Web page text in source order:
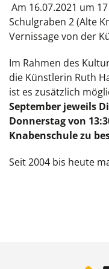
Am 16.07.2021 um
Schulgraben 2 (Alte
Vernissage von der
Im Rahmen des
die Künstlerin Ruth
ist es zusätzlich
September jeweils
Donnerstag von
Knabenschule zu
Seit 2004 bis heute